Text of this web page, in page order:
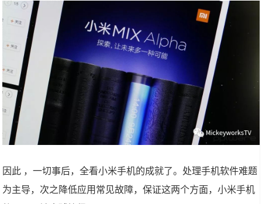
因此 ，一切事后，全看小米手机的成就了。处理手机软件难题
为主导，次之降低应用常见故障，保证这两个方面，小米手机